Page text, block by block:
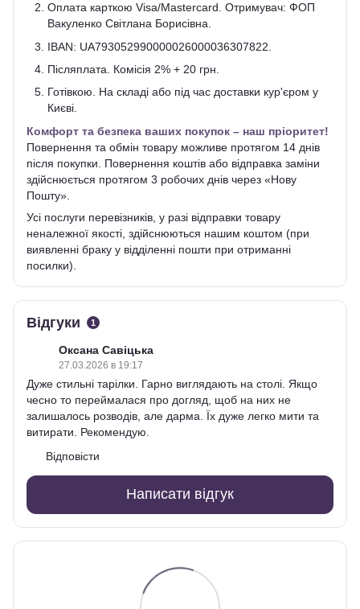
Оплата карткою Visa/Mastercard. Отримувач: ФОП
Вакуленко Світлана Борисівна.
IBAN: UA793052990000026000036307822.
Післяплата. Комісія 2% + 20 грн.
Готівкою. На складі або під час доставки кур'єром у
Києві.
Комфорт та безпека ваших покупок – наш пріоритет!
Повернення та обмін товару можливе протягом 14 днів
після покупки. Повернення коштів або відправка заміни
здійснюється протягом 3 робочих днів через «Нову
Пошту».
Усі послуги перевізників, у разі відправки товару
неналежної якості, здійснюються нашим коштом (при
виявленні браку у відділенні пошти при отриманні
посилки).
Відгуки 1
Оксана Савіцька
27.03.2026 в 19:17
Дуже стильні тарілки. Гарно виглядають на столі. Якщо
чесно то переймалася про догляд, щоб на них не
залишалось розводів, але дарма. Їх дуже легко мити та
витирати. Рекомендую.
Відповісти
Написати відгук